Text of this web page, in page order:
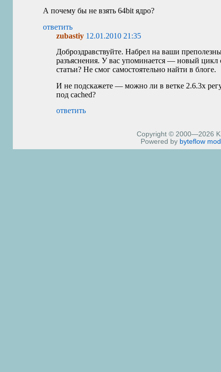
А почему бы не взять 64bit ядро?
ответить
zubastiy 12.01.2010 21:35
Доброздравствуйте. Набрел на ваши
разъяснения. У вас упоминается — новый цикл
статьи? Не смог самостоятельно найти в блоге.
И не подскажете — можно ли в ветке 2.6.3х
под cached?
ответить
Copyright © 2000—2026
Powered by byteflow